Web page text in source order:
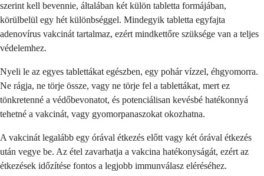
szerint kell bevennie, általában két külön tabletta formájában,
körülbelül egy hét különbséggel. Mindegyik tabletta egyfajta
adenovírus vakcinát tartalmaz, ezért mindkettőre szüksége van a teljes
védelemhez.
Nyeli le az egyes tablettákat egészben, egy pohár vízzel, éhgyomorra.
Ne rágja, ne törje össze, vagy ne törje fel a tablettákat, mert ez
tönkretenné a védőbevonatot, és potenciálisan kevésbé hatékonnyá
tehetné a vakcinát, vagy gyomorpanaszokat okozhatna.
A vakcinát legalább egy órával étkezés előtt vagy két órával étkezés
után vegye be. Az étel zavarhatja a vakcina hatékonyságát, ezért az
étkezések időzítése fontos a legjobb immunválasz eléréséhez.